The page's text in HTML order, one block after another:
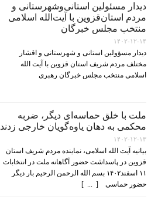
دیدار مسئولین استانی‌وشهرستانی و
مردم‌ استان‌قزوین با آیت‌الله‌ اسلامی
منتخب مجلس‌ خبرگان
۱۴۰۲-۱۲-۱۴
دیدار مسؤولین استانی و شهرستانی و اقشار
مختلف مردم شریف استان قزوین با آیت الله
اسلامی منتخب مجلس خبرگان رهبری
ملت با خلق حماسه‌ای دیگر، ضربه
محکمی به دهان یاوه‌گویان خارجی زدند
۱۴۰۲-۱۲-۱۳
بیانیه آیت الله اسلامی، نماینده مردم شریف استان
قزوین در پاسداشت حضور آگاهانه ملت در انتخابات
۱۱ اسفند۱۴۰۲ بسم الله الرحمن الرحیم بار دیگر
حضور حماسی [ ... ]